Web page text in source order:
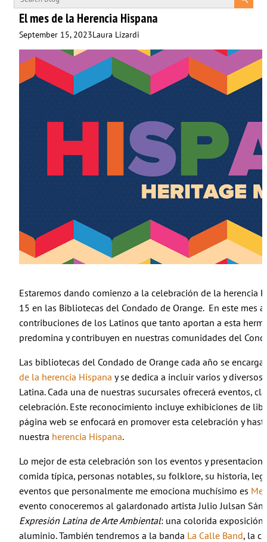
El mes de la Herencia Hispana
September 15, 2023Laura Lizardi
Estaremos dando comienzo a la celebración de la herencia
15 en las Bibliotecas del Condado de Orange. En este mes
contribuciones de los Latinos que tanto aportan a esta
predomina y contribuyen en nuestras comunidades del
Las bibliotecas del Condado de Orange cada año se
de la herencia Hispana y se dedica a incluir varios y
Latina. Cada una de nuestras sucursales ofrecerá eventos,
celebración. Este reconocimiento incluye exhibiciones de
página web se enfocará en promover esta celebración y
nuestra herencia Hispana.
Lo mejor de esta celebración son los eventos y
comida típica, personas notables, su folklore, su historia,
eventos que personalmente me emociona muchísimo es
evento conoceremos al galardonado artista Julio Julsan
Expresión Latina de Arte Ambiental: una colorida exposición
aluminio. También tendremos a la banda La Calle Band, la